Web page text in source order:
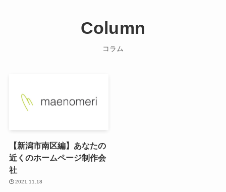
Column
コラム
【新潟市南区編】あなたの
近くのホームページ制作会
社
2021.11.18